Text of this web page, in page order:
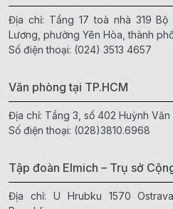
Địa chỉ: Tầng 17 toà nhà 319
Lương, phường Yên Hòa, thành
Số điện thoại: (024) 3513 4657
Văn phòng tại TP.HCM
Địa chỉ: Tầng 3, số 402 Huỳnh Văn
Số điện thoại: (028)3810.6968
Tập đoàn Elmich – Trụ sở
Địa chỉ: U Hrubku 1570